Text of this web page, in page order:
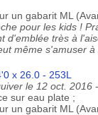
un gabarit ML
pour les kids !
d'emblée très à
même s'amuser à
x 26.0 - 253L
le 12 oct. 2016
sur eau plate ;
un gabarit ML